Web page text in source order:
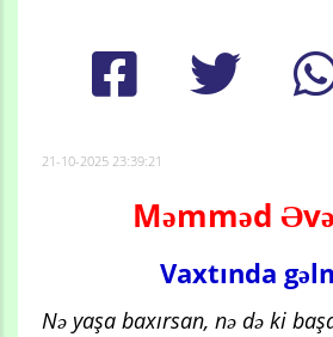
21-10-2025 23:39:21
Məmməd
Vaxtında
Nə yaşa baxırsan, nə də ki